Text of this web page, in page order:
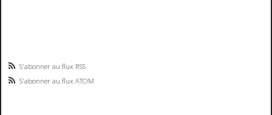
S'abonner au flux RSS
S'abonner au flux ATOM